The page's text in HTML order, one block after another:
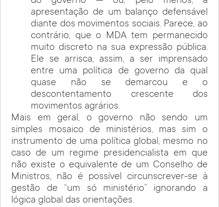
apresentação de um balanço defensável
diante dos movimentos sociais. Parece, ao
contrário, que o MDA tem permanecido
muito discreto na sua expressão pública.
Ele se arrisca, assim, a ser imprensado
entre uma política de governo da qual
quase não se demarcou e o
descontentamento crescente dos
movimentos agrários.
Mais em geral, o governo não sendo um
simples mosaico de ministérios, mas sim o
instrumento de uma política global, mesmo no
caso de um regime presidencialista em que
não existe o equivalente de um Conselho de
Ministros, não é possível circunscrever-se à
gestão de “um só ministério” ignorando a
lógica global das orientações.